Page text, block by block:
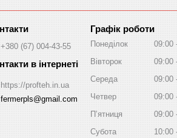
+380 (67) 004-43-55
https://profteh.in.ua
fermerpls@gmail.com
Графік роботи
Понеділок 09:00
Вівторок
09:00
Середа
09:00
Четвер
09:00
Пʼятниця
09:00
Субота
10:00